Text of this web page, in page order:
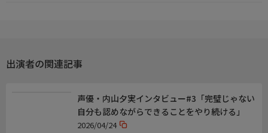
出演者の関連記事
声優・内山夕実インタビュー#3「完璧じゃない
自分も認めながらできることをやり続ける」
2026/04/24